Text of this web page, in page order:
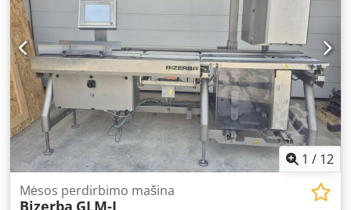
1 / 12
Mėsos perdirbimo mašina
Bizerba GLM-I